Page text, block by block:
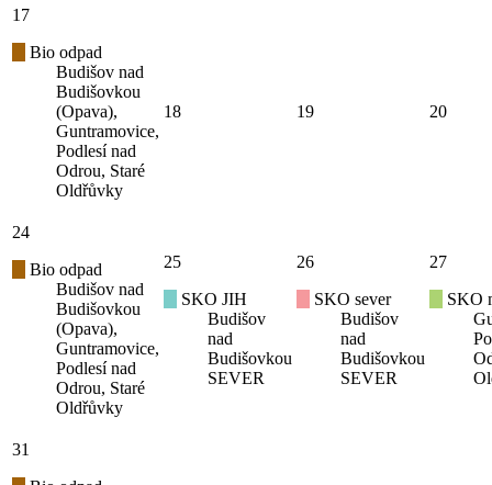
17
Bio odpad
Budišov nad
Budišovkou
(Opava),
Guntramovice,
Podlesí nad
Odrou, Staré
Oldřůvky
18 19 20
24
Bio odpad
Budišov nad
Budišovkou
(Opava),
Guntramovice,
Podlesí nad
Odrou, Staré
Oldřůvky
25
SKO JIH
Budišov
nad
Budišovkou
SEVER
26
SKO sever
Budišov
nad
Budišovkou
SEVER
27
SKO
31